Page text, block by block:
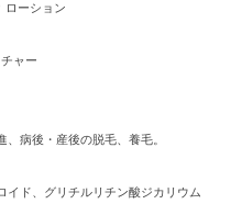
ローション
ャー
病後・産後の脱毛、養毛。
イド、グリチルリチン酸ジカリウム